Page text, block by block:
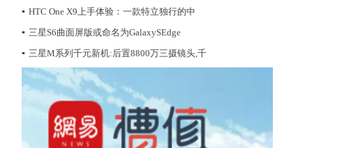
▪ HTC One X9上手体验：一款特立独行的中
▪ 三星S6曲面屏版或命名为GalaxySEdge
▪ 三星M系列千元新机:后置8800万三摄镜头,千